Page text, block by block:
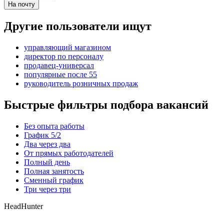
На почту
Другие пользователи ищут
управляющий магазином
директор по персоналу
продавец-универсал
популярные после 55
руководитель розничных продаж
Быстрые фильтры подбора вакансий
Без опыта работы
График 5/2
Два через два
От прямых работодателей
Полный день
Полная занятость
Сменный график
Три через три
HeadHunter